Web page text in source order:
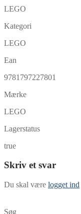
LEGO
Kategori
LEGO
Ean
9781797227801
Mærke
LEGO
Lagerstatus
true
Skriv et svar
Du skal være logget ind
Søg